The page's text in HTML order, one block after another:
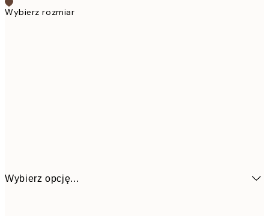
Wybierz rozmiar
Wybierz opcję...